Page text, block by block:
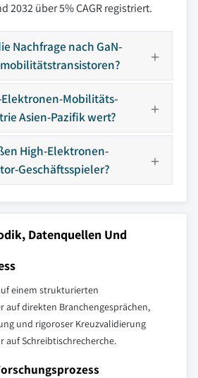
2032 über 5% CAGR registriert.
Nachfrage nach GaN-
Elektronen-Mobilitäts-
Asien-Pazifik wert?
High-Elektronen-
Geschäftsspieler?
Datenquellen Und
einem strukturierten
auf direkten Branchengesprächen,
und rigoroser Kreuzvalidierung
Schreibtischrecherche.